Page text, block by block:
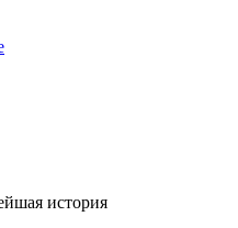
история